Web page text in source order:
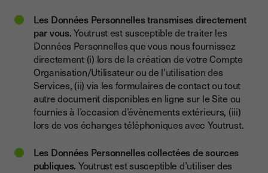
Les Données Personnelles transmises directement
par vous.Youtrust est susceptible de traiter les
Données Personnelles que vous nous fournissez
directement (i) lors de la création de votre Compte
Organisation/Utilisateur ou de l’utilisation des
Services, (ii) via les formulaires de contact ou tout
autre document disponibles en ligne sur le Site ou
fournies à l’occasion d’évènements extérieurs, (iii)
lors de vos échanges téléphoniques avec Youtrust.
Les Données Personnelles collectées de sources
publiques. Youtrust est susceptible d’utiliser des